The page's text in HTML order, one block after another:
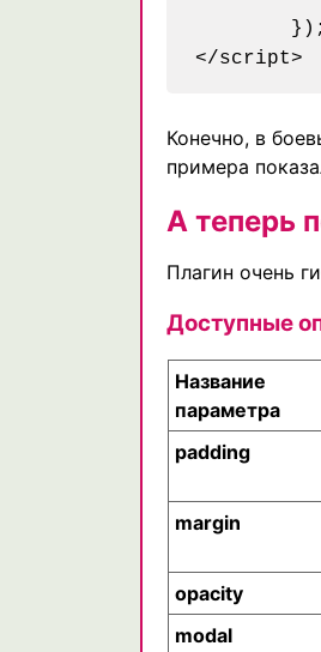
Конечно, в
примера
А теперь
Плагин очень
Доступные
Название
параметра
padding
margin
opacity
modal